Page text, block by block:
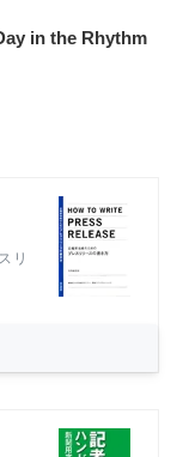
in the Rhythm
リ